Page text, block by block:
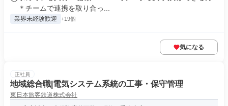
＊チームで連携を取り合っ...
業界未経験歓迎 +19個
気になる
正社員
地域総合職|電気システム系統の工事・保守管理
東日本旅客鉄道株式会社